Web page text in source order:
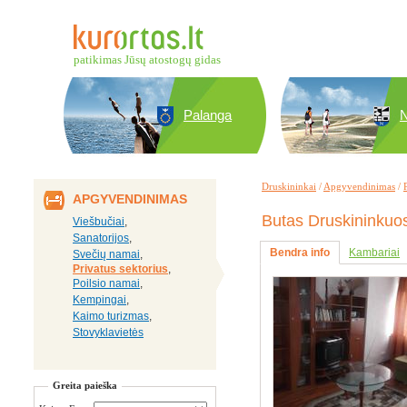
patikimas Jūsų atostogų gidas
Palanga
APGYVENDINIMAS
Viešbučiai,
Sanatorijos,
Svečių namai,
Privatus sektorius,
Poilsio namai,
Kempingai,
Kaimo turizmas,
Stovyklavietės
Greita paieška
Druskininkai / Apgyvendinimas /
Butas
Bendra info Kambariai